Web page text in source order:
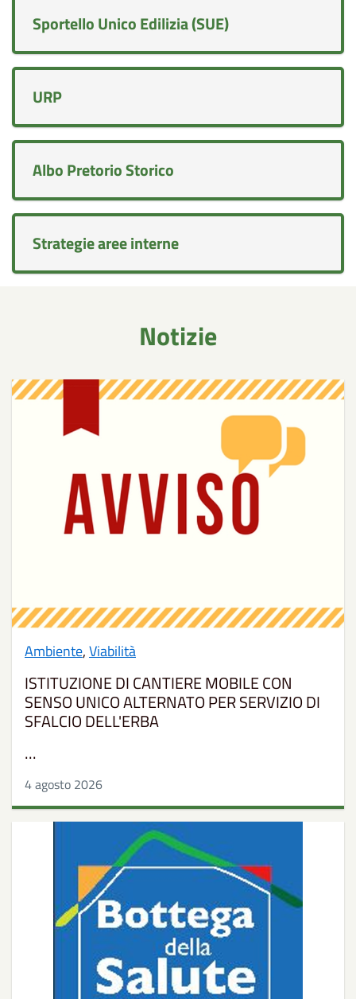
Sportello Unico Edilizia (SUE)
URP
Albo Pretorio Storico
Strategie aree interne
Notizie
Ambiente,Viabilità
ISTITUZIONE DI CANTIERE MOBILE CON
SENSO UNICO ALTERNATO PER SERVIZIO DI
SFALCIO DELL'ERBA
...
4 agosto 2026